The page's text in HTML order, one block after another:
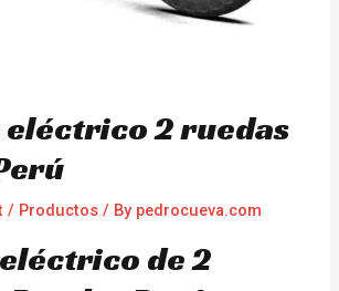
2 ruedas
/ Productos / By pedrocueva.com
de 2